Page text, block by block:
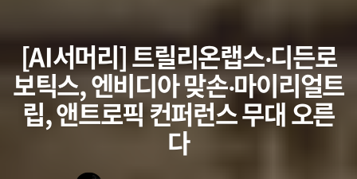
[AI서머리] 트릴리온랩스‧디든로
보틱스, 엔비디아 맞손‧마이리얼트
립, 앤트로픽 컨퍼런스 무대 오른
다